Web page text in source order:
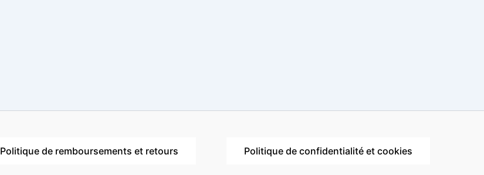
Politique de remboursements et retours Politique de confidentialité et cookies